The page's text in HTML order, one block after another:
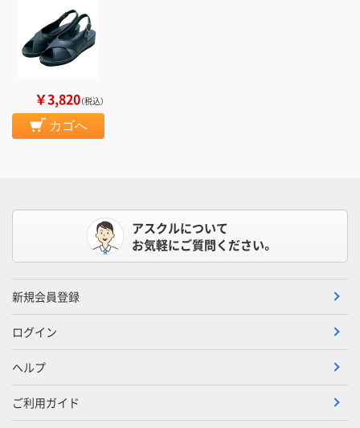
￥3,820（税込）
カゴへ
アスクルについて
お気軽にご質問ください。
新規会員登録
ログイン
ヘルプ
ご利用ガイド